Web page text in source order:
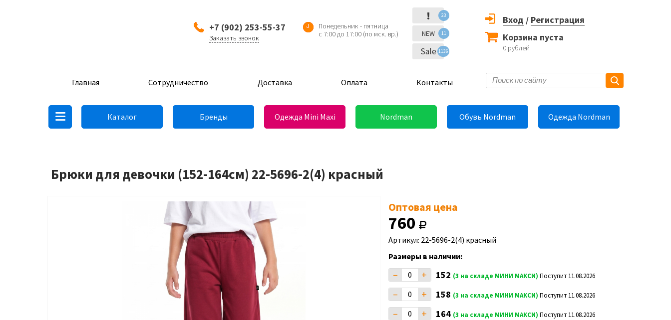
+7 (902) 253-55-37
Заказать звонок
Понедельник - пятница
с 7:00 до 17:00 (по мск. вр.)
! 23
NEW 11
Sale 1136
Вход / Регистрация
Корзина пуста
0 рублей
Главная Сотрудничество Доставка Оплата Контакты
Каталог Бренды Одежда Mini Maxi Nordman Обувь Nordman Одежда Nordman
Брюки для девочки (152-164см) 22-5696-2(4) красный
Оптовая цена
760
Артикул: 22-5696-2(4) красный
Размеры в наличии:
– + 152 (3 на складе МИНИ МАКСИ) Поступит 11.08.2026
– + 158 (3 на складе МИНИ МАКСИ) Поступит 11.08.2026
– + 164 (3 на складе МИНИ МАКСИ) Поступит 11.08.2026